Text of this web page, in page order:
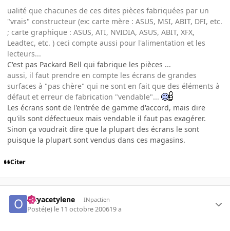
ualité que chacunes de ces dites pièces fabriquées par un
"vrais" constructeur (ex: carte mère : ASUS, MSI, ABIT, DFI, etc.
; carte graphique : ASUS, ATI, NVIDIA, ASUS, ABIT, XFX,
Leadtec, etc. ) ceci compte aussi pour l'alimentation et les
lecteurs...
C'est pas Packard Bell qui fabrique les pièces ...
aussi, il faut prendre en compte les écrans de grandes
surfaces à "pas chère" qui ne sont en fait que des éléments à
défaut et erreur de fabrication "vendable"...
Les écrans sont de l'entrée de gamme d'accord, mais dire
qu'ils sont défectueux mais vendable il faut pas exagérer.
Sinon ça voudrait dire que la plupart des écrans le sont
puisque la plupart sont vendus dans ces magasins.
Citer
Oxyacetylene INpactien
Posté(e) le 11 octobre 200619 a